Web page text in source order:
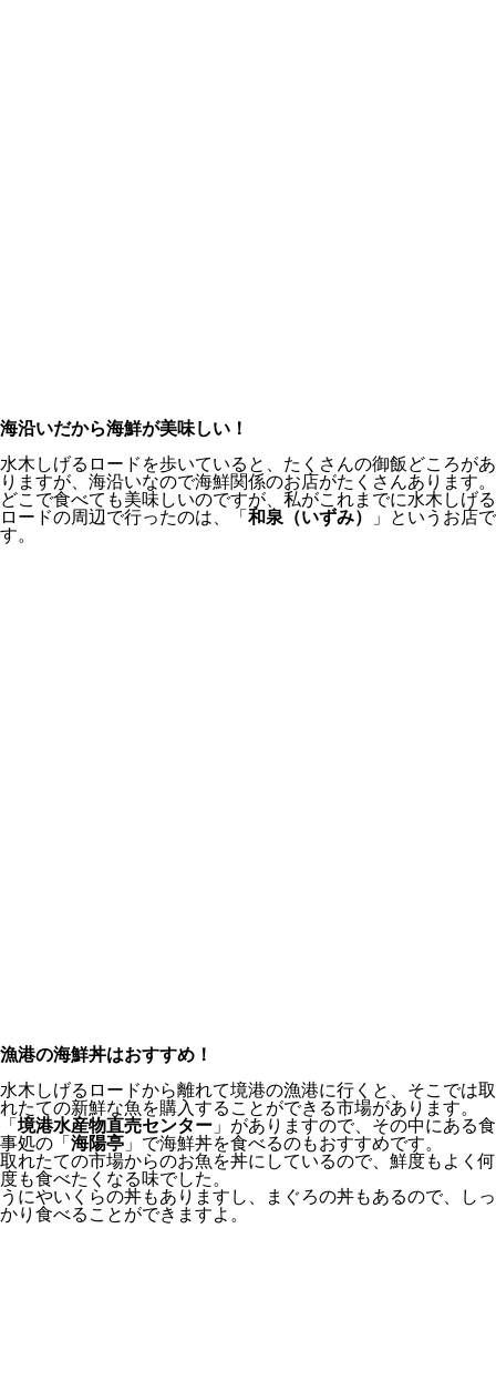
海沿いだから海鮮が美味しい！
水木しげるロードを歩いていると、たくさんの御飯どころがあ
りますが、海沿いなので海鮮関係のお店がたくさんあります。
どこで食べても美味しいのですが、私がこれまでに水木しげる
ロードの周辺で行ったのは、「 和泉（いずみ）
」というお店で
す。
漁港の海鮮丼はおすすめ！
水木しげるロードから離れて境港の漁港に行くと、そこでは取
れたての新鮮な魚を購入することができる市場があります。
「 境港水産物直売センター 」がありますので、その中にある食
事処の「 海陽亭 」で海鮮丼を食べるのもおすすめです。
取れたての市場からのお魚を丼にしているので、鮮度もよく何
度も食べたくなる味でした。
うにやいくらの丼もありますし、まぐろの丼もあるので、しっ
かり食べることができますよ。